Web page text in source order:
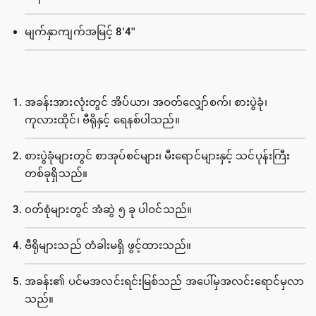
မျက်နှာကျက်အမြင့် 8'4''
အခန်းအားလုံးတွင် အိပ်ယာ၊ အဝတ်လျှော်စက်၊ စားပွဲခုံ၊
ကုလားထိုင်၊ ဗီရိုနှင့် ရေနစ်ပါသည်။
စားပွဲခုံများတွင် စာအုပ်စင်များ၊ မီးရောင်များနှင့် သင်ပုန်းကြီး
တစ်ခုရှိသည်။
၀တ်စုံများတွင် အံဆွဲ ၅ ခု ပါဝင်သည်။
ဗီရိုများသည် တံခါးမရှိ ဖွင့်ထားသည်။
အခန်း၏ ပင်မအလင်းရင်းမြစ်သည် အပေါ်မှအလင်းရောင်မှလာ
သည်။